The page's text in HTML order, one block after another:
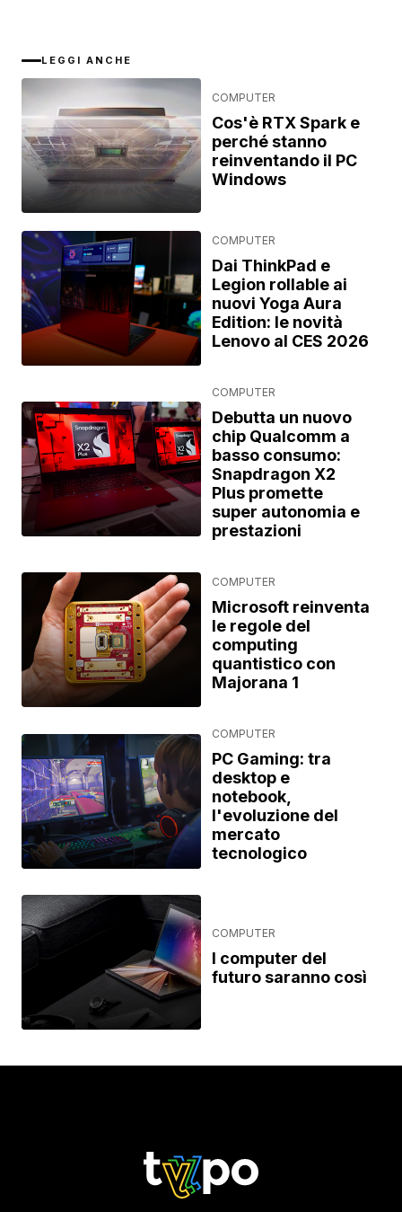
LEGGI ANCHE
COMPUTER
Cos'è RTX Spark e
perché stanno
reinventando il PC
Windows
COMPUTER
Dai ThinkPad e
Legion rollable ai
nuovi Yoga Aura
Edition: le novità
Lenovo al CES 2026
COMPUTER
Debutta un nuovo
chip Qualcomm a
basso consumo:
Snapdragon X2
Plus promette
super autonomia e
prestazioni
COMPUTER
Microsoft reinventa
le regole del
computing
quantistico con
Majorana 1
COMPUTER
PC Gaming: tra
desktop e
notebook,
l'evoluzione del
mercato
tecnologico
COMPUTER
I computer del
futuro saranno così